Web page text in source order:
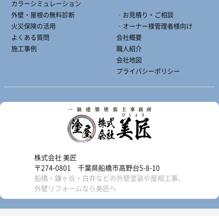
カラーシミュレーション
外壁・屋根の無料診断
火災保険の活用
よくある質問
施工事例
‐お見積り・ご相談
‐オーナー様管理者様向け
会社概要
職人紹介
会社地図
プライバシーポリシー
株式会社 美匠
〒274-0801 千葉県船橋市高野台5-8-10
船橋・鎌ヶ谷・白井などの外壁塗装や屋根工事、
外壁リフォームなら美匠へ